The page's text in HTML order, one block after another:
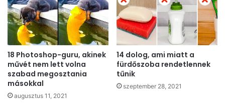
18 Photoshop-guru, akinek
művét nem lett volna
szabad megosztania
másokkal
augusztus 11, 2021
14 dolog, ami miatt a
fürdőszoba rendetlennek
tűnik
szeptember 28, 2021